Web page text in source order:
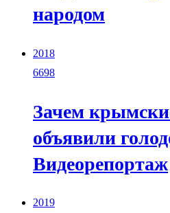
народом
2018
6698
Зачем
объявили
Видеорепортаж
2019